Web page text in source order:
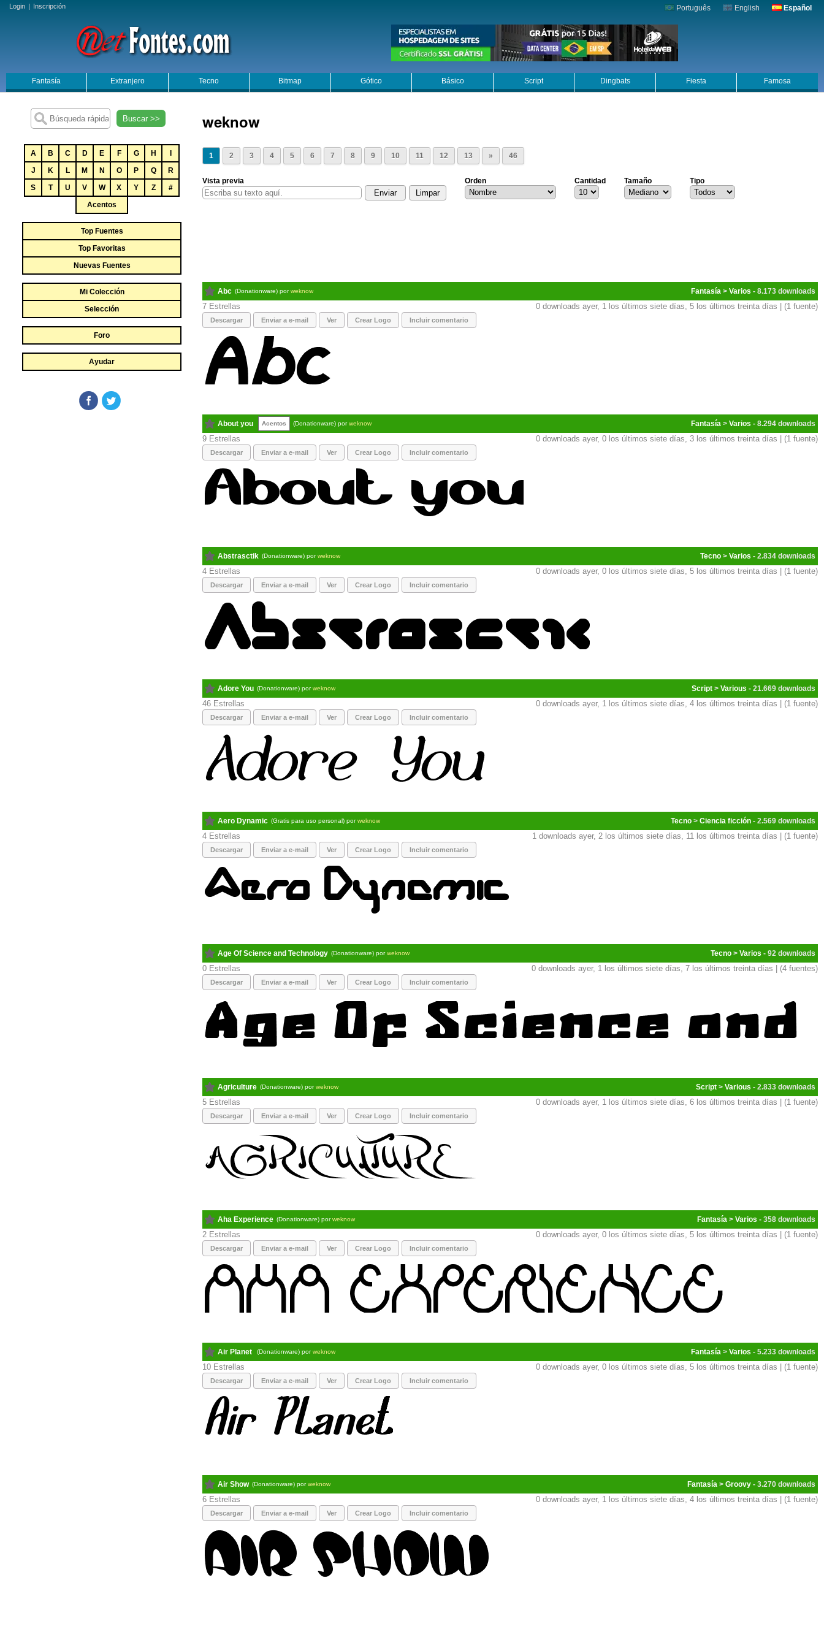
Login | Inscripción Português English Español
Fantasía Extranjero Tecno Bitmap Gótico Básico Script Dingbats Fiesta Famosa
Buscar >>
A B C D E F G H
J
K L M N O P Q
R
S
T U V W X Y Z
#
Acentos
Top Fuentes
Top Favoritas
Nuevas Fuentes
Mi Colección
Selección
Foro
Ayudar
weknow
1 2 3 4 5 6 7 8 9 10 11 12 13 » 46
Vista previa Orden Cantidad Tamaño Tipo
Abc (Donationware) porweknow Fantasía > Varios - 8.173
7 0 downloads ayer, 1 los últimos siete días, 5 los últimos treinta días | (1 fuente)
Descargar Enviar a e-mail Ver Crear Logo Incluir comentario
About you Acentos (Donationware) porweknow Fantasía > Varios - 8.294
9 0 downloads ayer, 0 los últimos siete días, 3 los últimos treinta días | (1 fuente)
Descargar Enviar a e-mail Ver Crear Logo Incluir comentario
Abstrasctik (Donationware) porweknow Tecno > Varios - 2.834
4 0 downloads ayer, 0 los últimos siete días, 5 los últimos treinta días | (1 fuente)
Descargar Enviar a e-mail Ver Crear Logo Incluir comentario
Adore You (Donationware) porweknow Script > Various - 21.669
46 0 downloads ayer, 1 los últimos siete días, 4 los últimos treinta días | (1 fuente)
Descargar Enviar a e-mail Ver Crear Logo Incluir comentario
Aero Dynamic (Gratis para uso personal) porweknow Tecno > Ciencia ficción - 2.569
4 1 downloads ayer, 2 los últimos siete días, 11 los últimos treinta días | (1 fuente)
Descargar Enviar a e-mail Ver Crear Logo Incluir comentario
Age Of Science and Technology (Donationware) porweknow Tecno > Varios - 92
0 0 downloads ayer, 1 los últimos siete días, 7 los últimos treinta días | (4 fuentes)
Descargar Enviar a e-mail Ver Crear Logo Incluir comentario
Agriculture (Donationware) porweknow Script > Various - 2.833
5 0 downloads ayer, 1 los últimos siete días, 6 los últimos treinta días | (1 fuente)
Descargar Enviar a e-mail Ver Crear Logo Incluir comentario
Aha Experience (Donationware) porweknow Fantasía > Varios - 358
2 0 downloads ayer, 0 los últimos siete días, 5 los últimos treinta días | (1 fuente)
Descargar Enviar a e-mail Ver Crear Logo Incluir comentario
Air Planet (Donationware) porweknow Fantasía > Varios - 5.233
10 0 downloads ayer, 0 los últimos siete días, 5 los últimos treinta días | (1 fuente)
Descargar Enviar a e-mail Ver Crear Logo Incluir comentario
Air Show (Donationware) porweknow Fantasía > Groovy - 3.270
6 0 downloads ayer, 1 los últimos siete días, 4 los últimos treinta días | (1 fuente)
Descargar Enviar a e-mail Ver Crear Logo Incluir comentario